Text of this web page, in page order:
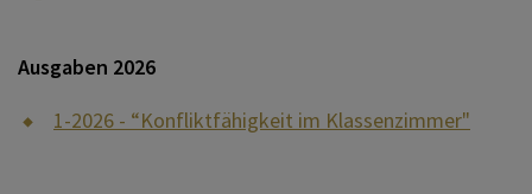
Religionslehrerinnen und
Religionslehrer
Ausgaben 2026
1-2026 - “Konfliktfähigkeit im Klassenzimmer"